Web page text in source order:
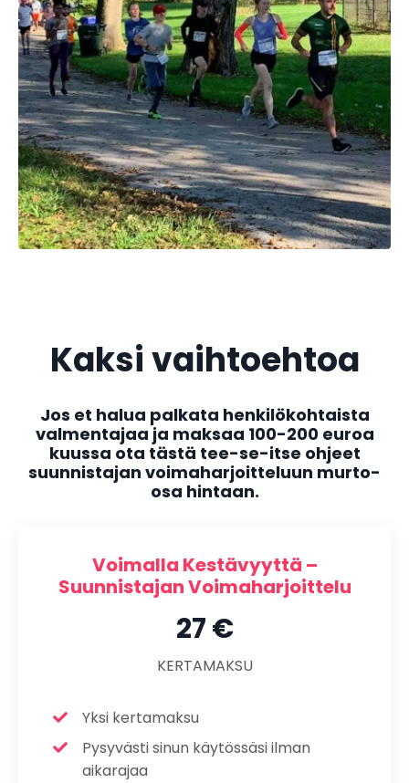
Kaksi vaihtoehtoa
Jos et halua palkata henkilökohtaista
valmentajaa ja maksaa 100-200 euroa
kuussa ota tästä tee-se-itse ohjeet
suunnistajan voimaharjoitteluun murto-
osa hintaan.
Voimalla Kestävyyttä –
Suunnistajan Voimaharjoittelu
27 €
KERTAMAKSU
Yksi kertamaksu
Pysyvästi sinun käytössäsi ilman
aikarajaa